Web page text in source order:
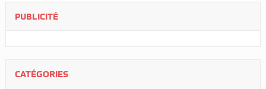
PUBLICITÉ
CATÉGORIES